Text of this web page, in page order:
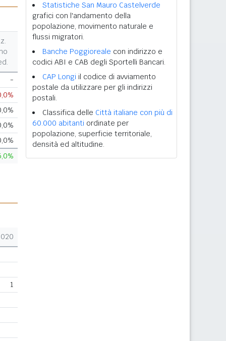
-
1
Statistiche San Mauro Castelverde
grafici con l'andamento della
popolazione, movimento naturale e
flussi migratori.
Banche Poggioreale con indirizzo e
codici ABI e CAB degli Sportelli Bancari.
CAP Longi il codice di avviamento
postale da utilizzare per gli indirizzi
postali.
Classifica delle Città italiane con più di
60.000 abitanti ordinate per
popolazione, superficie territoriale,
densità ed altitudine.